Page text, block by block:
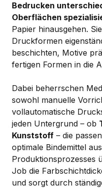
Bedrucken
Oberflächen
Papier hinausgehen.
Druckformen
beschichten, Motive
fertigen Formen in die
Dabei beherrschen
sowohl manuelle
vollautomatische
jeden Untergrund – ob
Kunststoff – die
optimale Bindemittel
Produktionsprozesses
Job die
und sorgt durch